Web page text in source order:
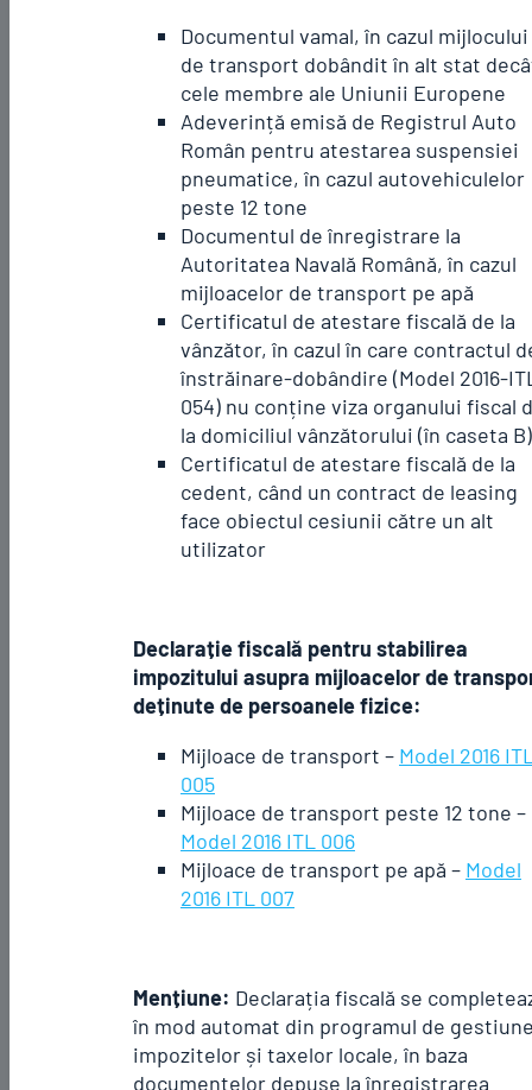
Documentul vamal, în cazul mijlocului
de transport dobândit în alt stat
cele membre ale Uniunii Europene
Adeverință emisă de Registrul Auto
Român pentru atestarea suspensiei
pneumatice, în cazul autovehiculelor
peste 12 tone
Documentul de înregistrare la
Autoritatea Navală Română, în cazul
mijloacelor de transport pe apă
Certificatul de atestare fiscală de la
vânzător, în cazul în care contractul
înstrăinare-dobândire (Model 2016-
054) nu conține viza organului fiscal
la domiciliul vânzătorului (în caseta B)
Certificatul de atestare fiscală de la
cedent, când un contract de leasing
face obiectul cesiunii către un alt
utilizator
Declarație fiscală pentru stabilirea
impozitului asupra mijloacelor de
deținute de persoanele fizice:
Mijloace de transport – Model 2016
005
Mijloace de transport peste 12 tone –
Model 2016 ITL 006
Mijloace de transport pe apă – Model
2016 ITL 007
Mențiune: Declarația fiscală se
în mod automat din programul de
impozitelor și taxelor locale, în baza
documentelor depuse la înregistrarea